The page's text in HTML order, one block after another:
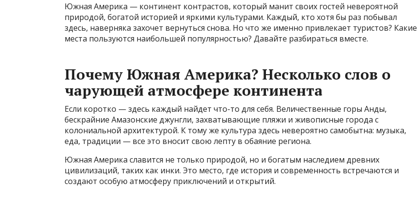
Южная Америка — континент контрастов, который манит своих гостей невероятной
природой, богатой историей и яркими культурами. Каждый, кто хотя бы раз побывал
здесь, наверняка захочет вернуться снова. Но что же именно привлекает туристов? Какие
места пользуются наибольшей популярностью? Давайте разбираться вместе.
Почему Южная Америка? Несколько слов о
чарующей атмосфере континента
Если коротко — здесь каждый найдет что-то для себя. Величественные горы Анды,
бескрайние Амазонские джунгли, захватывающие пляжи и живописные города с
колониальной архитектурой. К тому же культура здесь невероятно самобытна: музыка,
еда, традиции — все это вносит свою лепту в обаяние региона.
Южная Америка славится не только природой, но и богатым наследием древних
цивилизаций, таких как инки. Это место, где история и современность встречаются и
создают особую атмосферу приключений и открытий.